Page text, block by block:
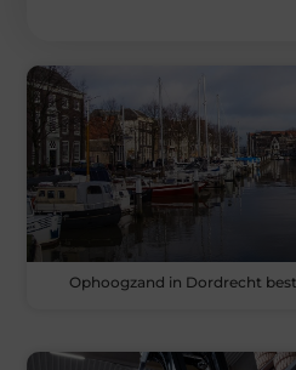
Ophoogzand in Dordrecht